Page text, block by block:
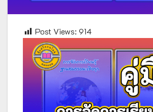
Post Views: 914